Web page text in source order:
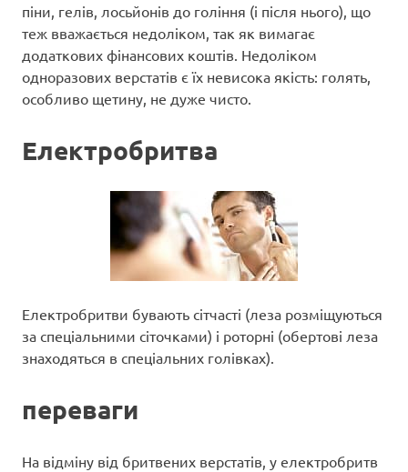
піни, гелів, лосьйонів до гоління (і після нього), що
теж вважається недоліком, так як вимагає
додаткових фінансових коштів. Недоліком
одноразових верстатів є їх невисока якість: голять,
особливо щетину, не дуже чисто.
Електробритва
Електробритви бувають сітчасті (леза розміщуються
за спеціальними сіточками) і роторні (обертові леза
знаходяться в спеціальних голівках).
переваги
На відміну від бритвених верстатів, у електробритв